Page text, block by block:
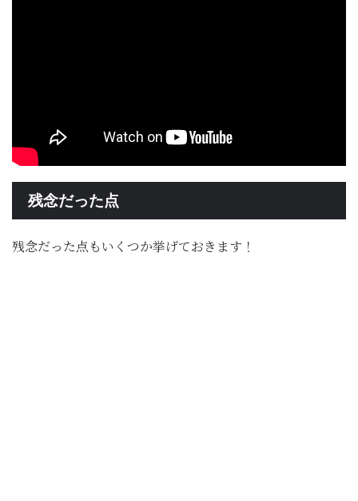
残念だった点
残念だった点もいくつか挙げておきます！